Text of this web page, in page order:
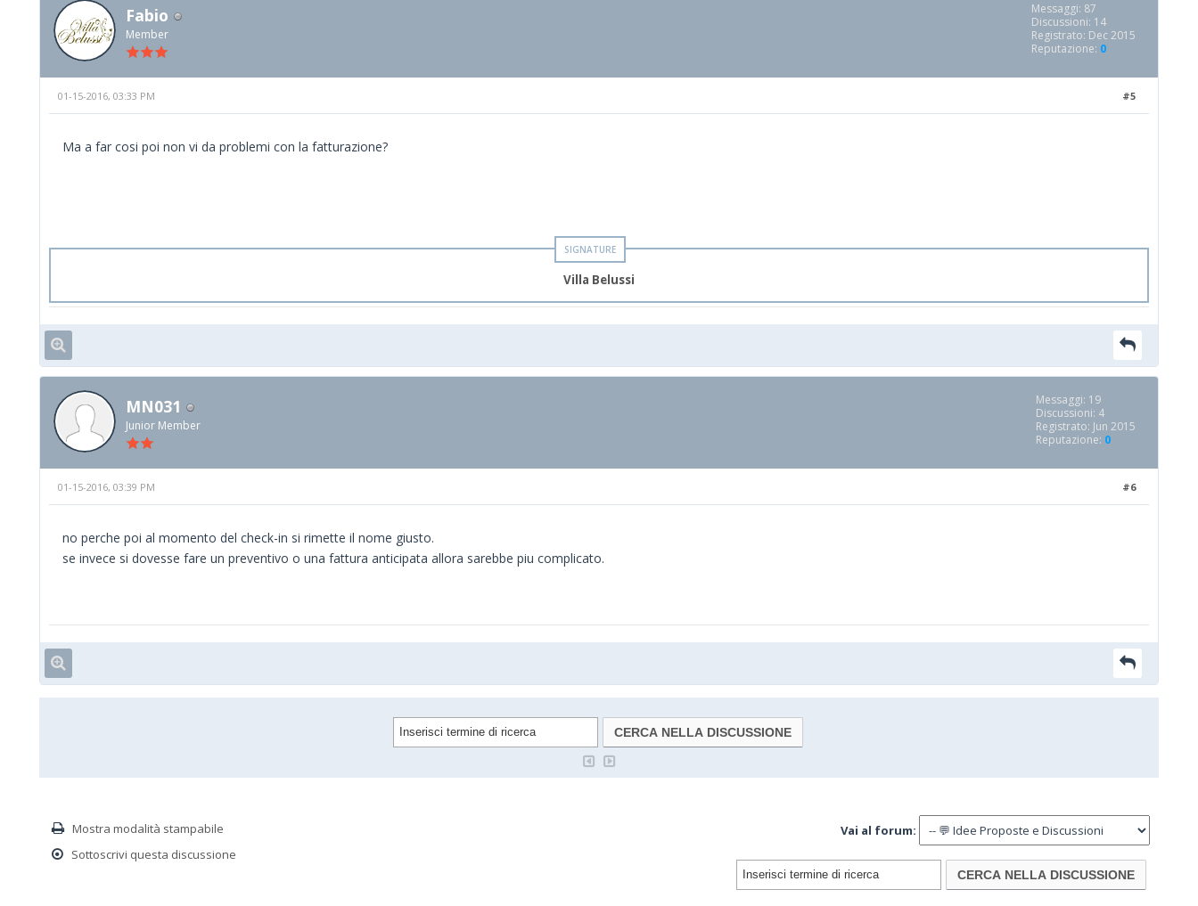
Fabio
Member
Messaggi: 87
Discussioni: 14
Registrato: Dec 2015
Reputazione: 0
#5
01-15-2016, 03:33 PM
Ma a far cosi poi non vi da problemi con la fatturazione?
Villa Belussi
MN031
Junior Member
Messaggi: 19
Discussioni: 4
Registrato: Jun 2015
Reputazione: 0
#6
01-15-2016, 03:39 PM
no perche poi al momento del check-in si rimette il nome giusto.
se invece si dovesse fare un preventivo o una fattura anticipata allora sarebbe piu complicato.
Mostra modalità stampabile
Sottoscrivi questa discussione
Vai al forum: